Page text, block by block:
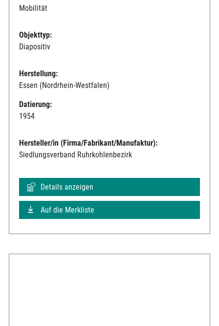
Mobilität
Objekttyp:
Diapositiv
Herstellung:
Essen (Nordrhein-Westfalen)
Datierung:
1954
Hersteller/in (Firma/Fabrikant/Manufaktur):
Siedlungsverband Ruhrkohlenbezirk
Details anzeigen
Auf die Merkliste